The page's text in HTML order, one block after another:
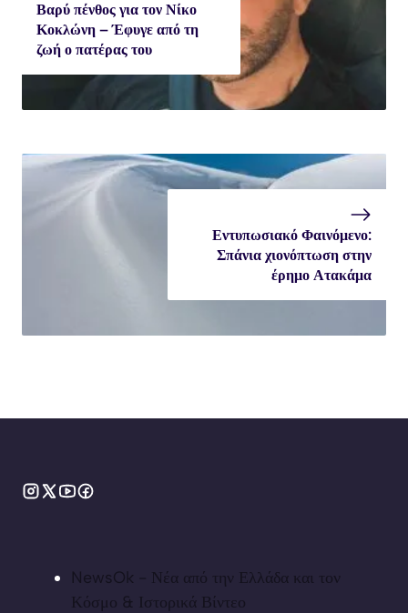
Βαρύ πένθος για τον Νίκο
Κοκλώνη – Έφυγε από τη
ζωή ο πατέρας του
Εντυπωσιακό Φαινόμενο:
Σπάνια χιονόπτωση στην
έρημο Ατακάμα
NewsOk - Νέα από την Ελλάδα και τον
Κόσμο & Ιστορικά Βίντεο